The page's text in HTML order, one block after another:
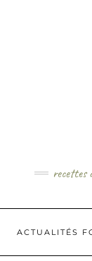
recettes
ACTUALITÉS